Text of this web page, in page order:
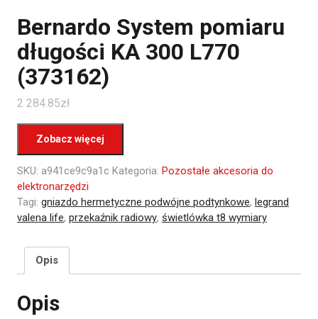
Bernardo System pomiaru
długości KA 300 L770
(373162)
2 284.85zł
Zobacz więcej
SKU: a941ce9c9a1c Kategoria: Pozostałe akcesoria do
elektronarzędzi
Tagi: gniazdo hermetyczne podwójne podtynkowe, legrand
valena life, przekaźnik radiowy, świetlówka t8 wymiary
Opis
Opis